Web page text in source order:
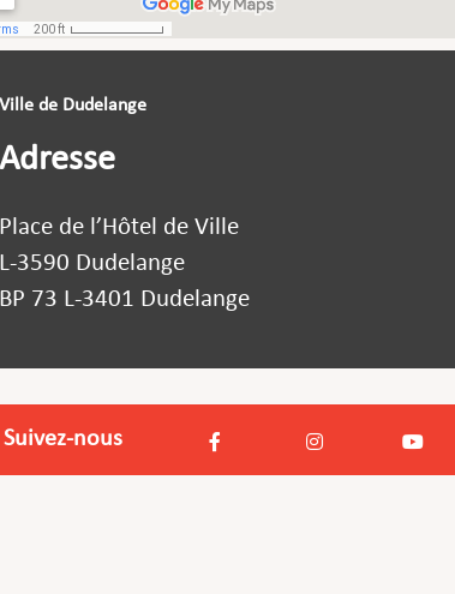
Ville de Dudelange
Adresse
Place de l’Hôtel de Ville
L-3590 Dudelange
BP 73 L-3401 Dudelange
Suivez-nous